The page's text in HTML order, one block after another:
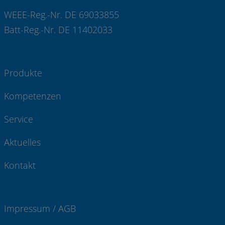
WEEE-Reg.-Nr. DE 69033855
Batt-Reg.-Nr. DE 11402033
Produkte
Kompetenzen
Service
Aktuelles
Kontakt
Impressum / AGB